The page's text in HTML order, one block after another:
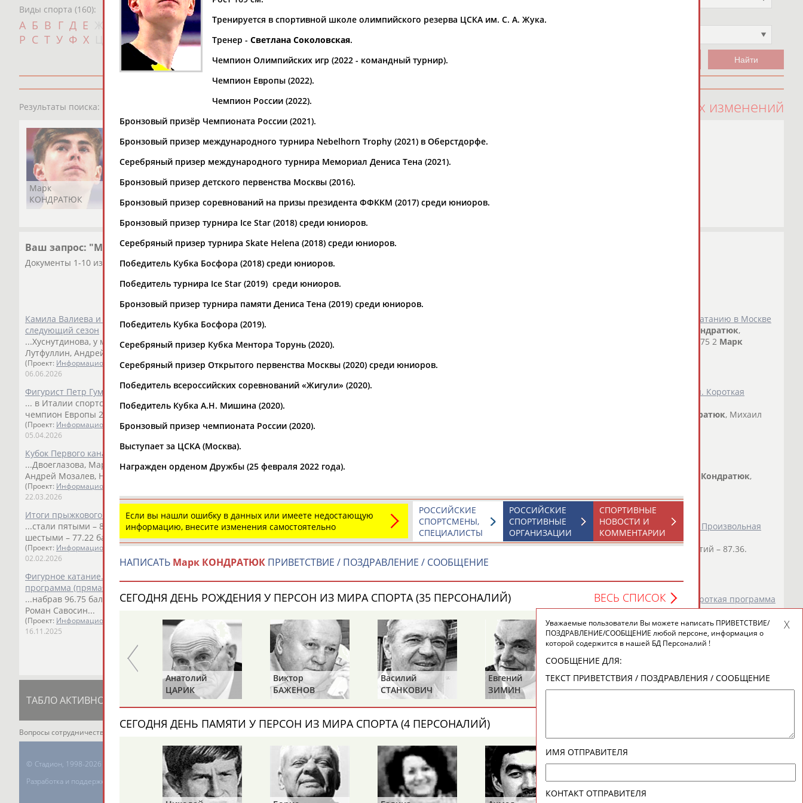
Виды спорта (160):
А Б В Г Д Е К Л М Н О
П
Р С Т У Ф Х Ш Щ Э Ю Я
Дата рождения
Результаты поиска: 100 последних изменений
Марк
КОНДРАТЮК
Ваш запрос: "Марк Кондратюк"
Документы 1-10 из 120 найденных уникальных документов
1
Камила Валиева и Александра Трусова вошли в резервный состав сборной России на
следующий сезон
...Хуснутдинова, у мужчин - Матвей Ветлугин, Петр Гуменник,Марк Кондратюк
Лутфуллин, Андрей Мозалев, Евгений...
(Проект: Информационное агентство СТАДИОН)
06.06.2026
Фигурист Петр Гуменник стал победителем турнира шоу-программ "Русский вызов"
... в Италии спортсмен занял шестое место. В прошлом году победителем турнира стал
чемпион Европы 2022 года Марк Кондратюк
(Проект: Информационное агентство СТАДИОН)
05.04.2026
Кубок Первого канала по фигурному катанию выиграла команда Москвы
...Двоеглазова, Мария Захарова, Дарья Садкова, Макар Игнатов,Марк Кондратюк
Андрей Мозалев, Никита Сарновский и Григорий...
(Проект: Информационное агентство СТАДИОН
22.03.2026
Итоги прыжкового чемпионата России 2026 по фигурному катанию
...стали пятыми – 85.46 балла. Камила Валиева иМарк Кондратюкфинишировали
шестыми – 77.22 балла. ...
(Проект: Информационное агентство СТАДИОН)
02.02.2026
Фигурное катание. Гран При России 2025/26, IV этап, Москва. Мужчины. Произвольная
программа (прямая видеотрансляция)
...набрав 96.75 баллов, лидирует Евгений Семененко.Марк Кондратюк– второй – 96.42,
Роман Савосин...
(Проект: Информационное агентство СТАДИОН
16.11.2025
Итоги первого дня IV этапа Гран-при России 2025/2026 по фигурному катанию в Москве
Кондратюк,
получивший оценку 96,42 балла. Третье место... ... Санкт-Петербург 96,75 2 Марк
(Проект:
Фигурное катание. Гран При России 2025/26, IV этап, Москва. Мужчины. Короткая
Кондратюк, Михаил
Кондратюк,
(Проект:Информационное агентство СТАДИОН)
31.10.2025
Фигурное катание. Гран При России 2025/26, Магнитогорск. Мужчины. Произвольная
программа (прямая видеотрансляция)
...Угожаев. Григорий Федоров – второй – 87.45,Марк Кондратюк– третий – 87.36.
Фигурное...
Информационное агентство СТАДИОН
26.10.2025
Фигурное катание. Гран При России 2025, Магнитогорск. Мужчины. Короткая программа
...Даниелян, Игорь Ефимчук, Артем Ковалев, Егор Коваленко,Марк Кондратюк, Роман
Савосин, Юрий Сидоров, Семен Соловьев,...
(Проект:Информационное агентство СТАДИОН )
25.10.2025
ТАБЛО АКТИВНОСТИ ЦЕЛИ ПРОЕКТА КОНТАКТЫ НАШИ КНОПКИ РЕКЛАМА
Вопросы сотрудничества и совместной деятельности
© Стадион, 1998-2026
Разработка и поддержка ООО НАИТ «Стадион»
Адресов в новостной рассылке: 996
Подпишись
Тренируется в спортивной школе олимпийского резерва ЦСКА им. С. А. Жука.
Тренер - Светлана Соколовская.
Чемпион Олимпийских игр (2022 - командный турнир).
Чемпион Европы (2022).
Чемпион России (2022).
Бронзовый призёр Чемпионата России (2021).
Бронзовый призер международного турнира Nebelhorn Trophy (2021) в Оберстдорфе.
Серебряный призер международного турнира Мемориал Дениса Тена (2021).
Бронзовый призер детского первенства Москвы (2016).
Бронзовый призер соревнований на призы президента ФФККМ (2017) среди юниоров.
Бронзовый призер турнира Ice Star (2018) среди юниоров.
Серебряный призер турнира Skate Helena (2018) среди юниоров.
Победитель Кубка Босфора (2018) среди юниоров.
Победитель турнира Ice Star (2019) среди юниоров.
Бронзовый призер турнира памяти Дениса Тена (2019) среди юниоров.
Победитель Кубка Босфора (2019).
Серебряный призер Кубка Ментора Торунь (2020).
Серебряный призер Открытого первенства Москвы (2020) среди юниоров.
Победитель всероссийских соревнований «Жигули» (2020).
Победитель Кубка А.Н. Мишина (2020).
Бронзовый призер чемпионата России (2020).
Выступает за ЦСКА (Москва).
Награжден орденом Дружбы (25 февраля 2022 года).
Если вы нашли ошибку в данных или имеете недостающую
информацию, внесите изменения самостоятельно
СПОРТИВНЫЕ
НОВОСТИ И
КОММЕНТАРИИ
РОССИЙСКИЕ
СПОРТИВНЫЕ
ОРГАНИЗАЦИИ
РОССИЙСКИЕ
СПОРТСМЕНЫ,
СПЕЦИАЛИСТЫ
НАПИСАТЬ Марк КОНДРАТЮК ПРИВЕТСТВИЕ / ПОЗДРАВЛЕНИЕ / СООБЩЕНИЕ
СЕГОДНЯ ДЕНЬ РОЖДЕНИЯ У ПЕРСОН ИЗ МИРА СПОРТА (35 ПЕРСОНАЛИЙ) ВЕСЬ СПИСОК
Анатолий
Анатолий
ЦАРИК
Виктор
БАЖЕНОВ
Василий
СТАНКОВИЧ
Евгений
ЗИМИН
Николай
АВИЛОВ
Анатолий
БЫКОВ
СЕГОДНЯ ДЕНЬ ПАМЯТИ У ПЕРСОН ИЗ МИРА СПОРТА (4 ПЕРСОНАЛИЙ)
Уважаемые пользователи Вы можете написать ПРИВЕТСТВИЕ/
ПОЗДРАВЛЕНИЕ/СООБЩЕНИЕ любой персоне, информация о
которой содержится в нашей БД Персоналий !
СООБЩЕНИЕ ДЛЯ:
ТЕКСТ ПРИВЕТСТВИЯ / ПОЗДРАВЛЕНИЯ / СООБЩЕНИЕ
ИМЯ ОТПРАВИТЕЛЯ
КОНТАКТ ОТПРАВИТЕЛЯ